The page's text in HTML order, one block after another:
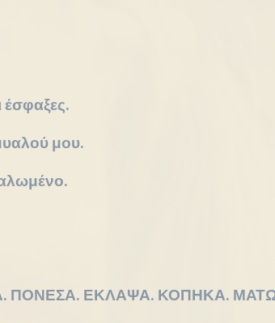
έσφαξες.
μου.
ΠΟΝΕΣΑ. ΕΚΛΑΨΑ. ΚΟΠΗΚΑ.